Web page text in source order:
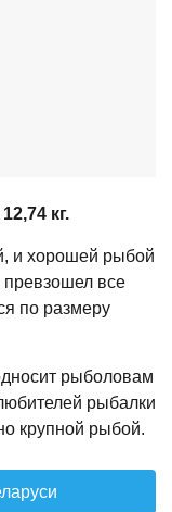
кг.
и хорошей рыбой
превзошел все
по размеру
рыболовам
рыбалки
крупной рыбой.